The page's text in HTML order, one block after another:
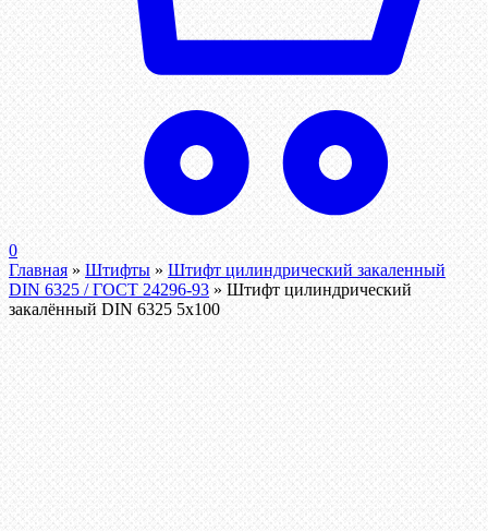
0
Главная » Штифты » Штифт цилиндрический закаленный
DIN 6325 / ГОСТ 24296-93 » Штифт цилиндрический
закалённый DIN 6325 5х100